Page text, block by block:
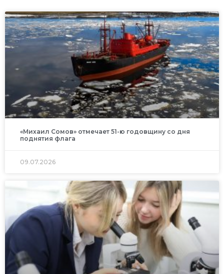
«Михаил Сомов» отмечает 51-ю годовщину со дня
поднятия флага
09.07.2026